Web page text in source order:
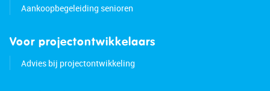
Aankoopbegeleiding senioren
Voor projectontwikkelaars
Advies bij projectontwikkeling